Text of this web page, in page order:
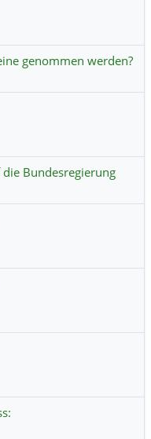
genommen werden?
Bundesregierung